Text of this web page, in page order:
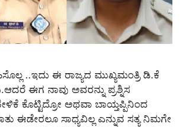
..ಇದು ಈ ರಾಜ್ಯದ ಮುಖ್ಯಮಂತ್ರಿ ಡಿ.ಕೆ
ಈಗ ನಾವು ಅವರನ್ನು ಪ್ರಶ್ನಿಸ
ಕೊಟ್ಟಿದ್ರೋ ಅಥವಾ ಬಾಯ್ತಪ್ಪಿನಿಂದ
ಈಡೇರಲೂ ಸಾ‍ಧ್ಯವಿಲ್ಲ ಎನ್ನುವ ಸತ್ಯ ನಿಮಗೇ